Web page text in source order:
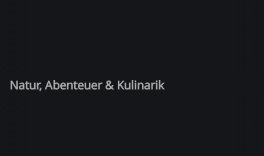
Natur, Abenteuer & Kulinarik